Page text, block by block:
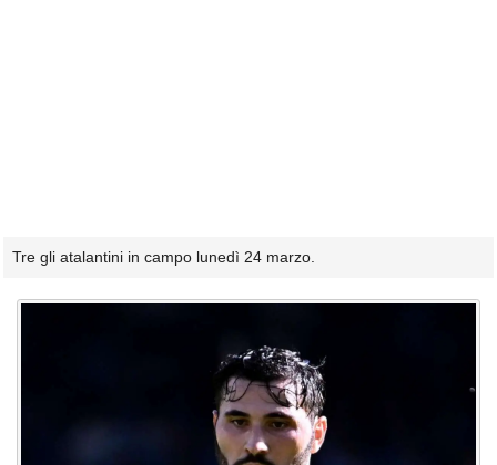
Tre gli atalantini in campo lunedì 24 marzo.